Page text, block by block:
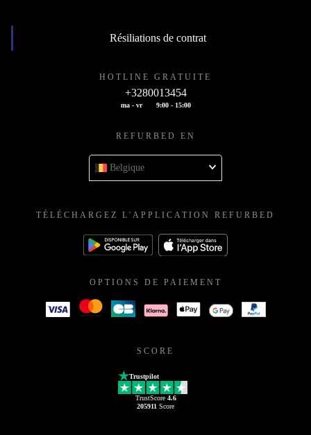
Résiliations de contrat
HOTLINE GRATUITE
+3280013454
ma - vr 9:00 - 15:00
REFURBED EN
Belgique
TÉLÉCHARGEZ L'APPLICATION REFURBED
OPTIONS DE PAIEMENT
SCORE
Trustpilot
TrustScore 4.6
205911 Score